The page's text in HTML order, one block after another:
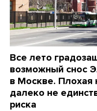
Все лето
возможный снос
в Москве. Плохая
далеко не
риска